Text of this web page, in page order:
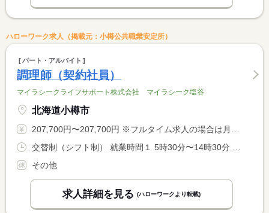
ハローワーク求人（掲載元：小樽公共職業安定所）
パート・アルバイト
調理師（契約社員）
マイラシークライフサポート株式会社 マイラシーク塩谷
北海道小樽市
207,700円〜207,700円 ※フルタイム求人の場合は月額（換算額）、パート求人の場合は時間額を表示しています。
その他
求人詳細を見る (ハローワークより転載)